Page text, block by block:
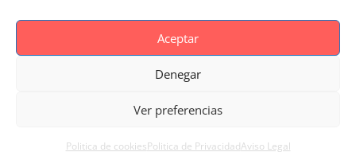
Aceptar
Denegar
Ver preferencias
Politica de cookiesPolitica de PrivacidadAviso Legal
Politica de Privacidad
Reportaje Magnific